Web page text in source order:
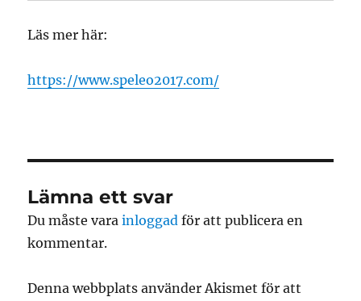
Läs mer här:
https://www.speleo2017.com/
Lämna ett svar
Du måste varainloggad för att publicera en
kommentar.
Denna webbplats använder Akismet för att